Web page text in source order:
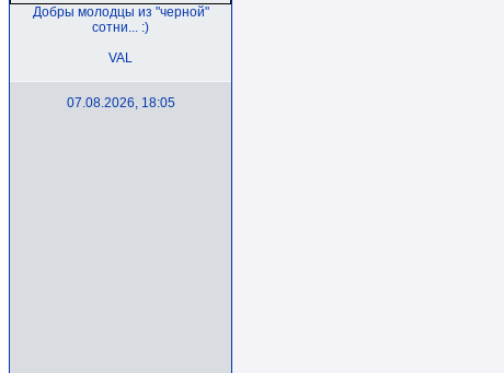
Добры молодцы из "черной"
сотни... :)
VAL
07.08.2026, 18:05